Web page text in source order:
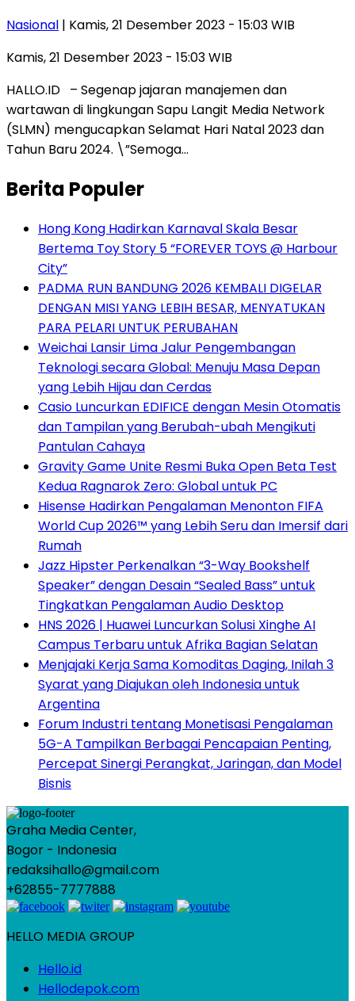
Nasional | Kamis, 21 Desember 2023 - 15:03 WIB
Kamis, 21 Desember 2023 - 15:03 WIB
HALLO.ID – Segenap jajaran manajemen dan
wartawan di lingkungan Sapu Langit Media Network
(SLMN) mengucapkan Selamat Hari Natal 2023 dan
Tahun Baru 2024. \”Semoga…
Berita Populer
Hong Kong Hadirkan Karnaval Skala Besar
Bertema Toy Story 5 “FOREVER TOYS @ Harbour
City”
PADMA RUN BANDUNG 2026 KEMBALI DIGELAR
DENGAN MISI YANG LEBIH BESAR, MENYATUKAN
PARA PELARI UNTUK PERUBAHAN
Weichai Lansir Lima Jalur Pengembangan
Teknologi secara Global: Menuju Masa Depan
yang Lebih Hijau dan Cerdas
Casio Luncurkan EDIFICE dengan Mesin Otomatis
dan Tampilan yang Berubah-ubah Mengikuti
Pantulan Cahaya
Gravity Game Unite Resmi Buka Open Beta Test
Kedua Ragnarok Zero: Global untuk PC
Hisense Hadirkan Pengalaman Menonton FIFA
World Cup 2026™ yang Lebih Seru dan Imersif dari
Rumah
Jazz Hipster Perkenalkan “3-Way Bookshelf
Speaker” dengan Desain “Sealed Bass” untuk
Tingkatkan Pengalaman Audio Desktop
HNS 2026 | Huawei Luncurkan Solusi Xinghe AI
Campus Terbaru untuk Afrika Bagian Selatan
Menjajaki Kerja Sama Komoditas Daging, Inilah 3
Syarat yang Diajukan oleh Indonesia untuk
Argentina
Forum Industri tentang Monetisasi Pengalaman
5G-A Tampilkan Berbagai Pencapaian Penting,
Percepat Sinergi Perangkat, Jaringan, dan Model
Bisnis
Graha Media Center,
Bogor - Indonesia
redaksihallo@gmail.com
+62855-7777888
HELLO MEDIA GROUP
Hello.id
Hellodepok.com